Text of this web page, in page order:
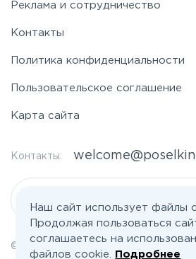
Реклама и сотрудничество
Контакты
Политика конфиденциальности
Пользовательское соглашение
Карта сайта
Контакты:
© 2026 Все права защищены |
Наш сайт использует файлы
Продолжая пользоваться
соглашаетесь на
файлов cookie.
Подробнее